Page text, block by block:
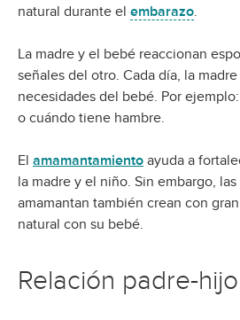
natural durante el embarazo.
La madre y el bebé reaccionan
señales del otro. Cada día, la
necesidades del bebé. Por
o cuándo tiene hambre.
El amamantamiento ayuda a
la madre y el niño. Sin embargo,
amamantan también crean con
natural con su bebé.
Relación padre-hijo